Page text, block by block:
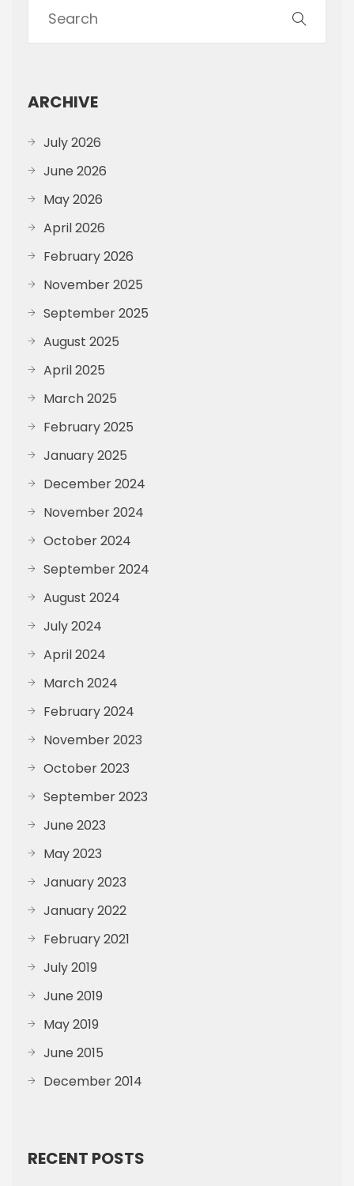
ARCHIVE
July 2026
June 2026
May 2026
April 2026
February 2026
November 2025
September 2025
August 2025
April 2025
March 2025
February 2025
January 2025
December 2024
November 2024
October 2024
September 2024
August 2024
July 2024
April 2024
March 2024
February 2024
November 2023
October 2023
September 2023
June 2023
May 2023
January 2023
January 2022
February 2021
July 2019
June 2019
May 2019
June 2015
December 2014
RECENT POSTS